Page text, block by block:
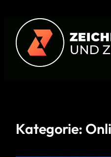
springen
Kategorie: